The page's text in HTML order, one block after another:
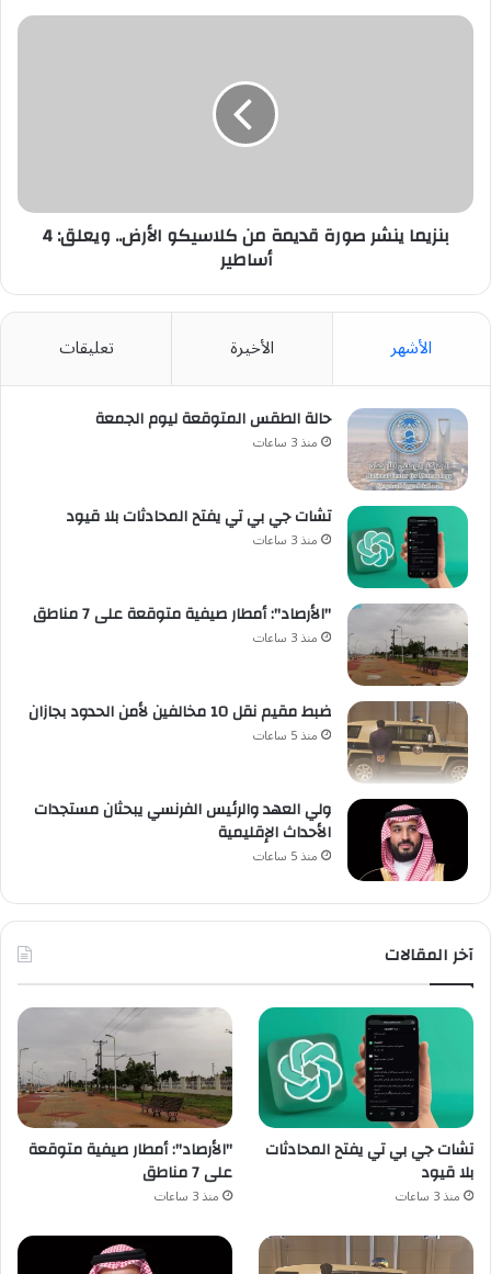
بنزيما
4
أساطير بنزيما ينشر صورة قديمة من كلاسيكو الأرض.. ويعلق: 4
أساطير
الأشهر الأخيرة تعليقات
حالة الطقس المتوقعة ليوم الجمعة
منذ 3 ساعات
تشات جي بي تي يفتح المحادثات بلا قيود
منذ 3 ساعات
"الأرصاد": أمطار صيفية متوقعة على 7 مناطق
منذ 3 ساعات
ضبط مقيم نقل 10 مخالفين لأمن الحدود بجازان
منذ 5 ساعات
ولي العهد والرئيس الفرنسي يبحثان مستجدات
الأحداث الإقليمية
منذ 5 ساعات
آخر المقالات
تشات جي بي تي يفتح المحادثات
بلا قيود
منذ 3 ساعات
"الأرصاد": أمطار صيفية متوقعة
على 7 مناطق
منذ 3 ساعات